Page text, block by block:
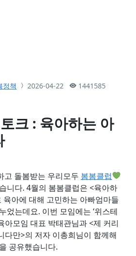
정책 2026-04-22 1441585
크 : 육아하는 아
고 돌봄받는 우리모두 봄봄클럽
니다. 4월의 봄봄클럽은 <육아하
육아에 대해 고민하는 아빠엄마들
었는데요. 이번 모임에는 ‘위스테
아모임 대표 박태관님과 <제 커리
다만>의 저자 이총희님이 함께해
공유했습니다.